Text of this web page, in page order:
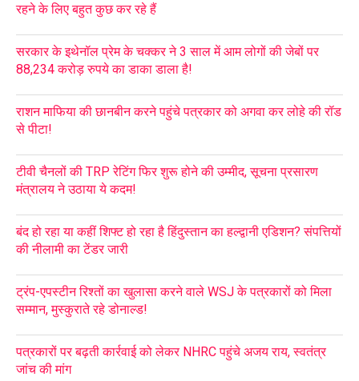
रहने के लिए बहुत कुछ कर रहे हैं
सरकार के इथेनॉल प्रेम के चक्कर ने 3 साल में आम लोगों की जेबों पर
88,234 करोड़ रुपये का डाका डाला है!
राशन माफिया की छानबीन करने पहुंचे पत्रकार को अगवा कर लोहे की रॉड
से पीटा!
टीवी चैनलों की TRP रेटिंग फिर शुरू होने की उम्मीद, सूचना प्रसारण
मंत्रालय ने उठाया ये कदम!
बंद हो रहा या कहीं शिफ्ट हो रहा है हिंदुस्तान का हल्द्वानी एडिशन? संपत्तियों
की नीलामी का टेंडर जारी
ट्रंप-एपस्टीन रिश्तों का खुलासा करने वाले WSJ के पत्रकारों को मिला
सम्मान, मुस्कुराते रहे डोनाल्ड!
पत्रकारों पर बढ़ती कार्रवाई को लेकर NHRC पहुंचे अजय राय, स्वतंत्र
जांच की मांग